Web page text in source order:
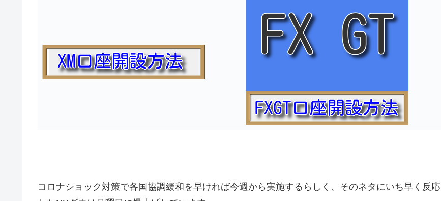
コロナショック対策で各国協調緩和を早ければ今週から実施するらしく、そのネタにいち早く反応